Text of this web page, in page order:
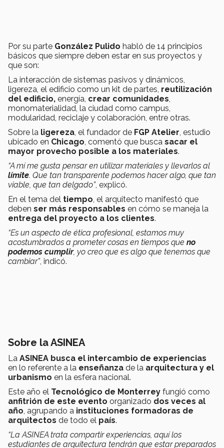
Por su parte González Pulido habló de 14 principios
básicos que siempre deben estar en sus proyectos y
que son:
La interacción de sistemas pasivos y dinámicos,
ligereza, el edificio como un kit de partes, reutilización
del edificio, energía, crear comunidades,
monomaterialidad, la ciudad como campus,
modularidad, reciclaje y colaboración, entre otras.
Sobre la ligereza, el fundador de FGP Atelier, estudio
ubicado en Chicago, comentó que busca sacar el
mayor provecho posible a los materiales.
“A mí me gusta pensar en utilizar materiales y llevarlos al
límite. Que tan transparente podemos hacer algo, que tan
viable, que tan delgado”, explicó.
En el tema del tiempo, el arquitecto manifestó que
deben ser más responsables en cómo se maneja la
entrega del proyecto a los clientes.
“Es un aspecto de ética profesional, estamos muy
acostumbrados a prometer cosas en tiempos que no
podemos cumplir, yo creo que es algo que tenemos que
cambiar”, indicó.
Sobre la ASINEA
La ASINEA busca el intercambio de experiencias
en lo referente a la enseñanza de la arquitectura y el
urbanismo en la esfera nacional.
Este año el Tecnológico de Monterrey fungió como
anfitrión de este evento organizado dos veces al
año, agrupando a instituciones formadoras de
arquitectos de todo el país.
“La ASINEA trata compartir experiencias, aquí los
estudiantes de arquitectura tendrán que estar preparados